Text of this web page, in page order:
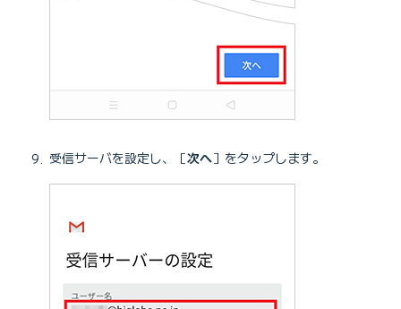
受信サーバを設定し、［次へ］をタップします。